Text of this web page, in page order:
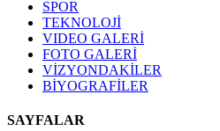
SPOR
TEKNOLOJİ
VIDEO GALERİ
FOTO GALERİ
VİZYONDAKİLER
BİYOGRAFİLER
SAYFALAR